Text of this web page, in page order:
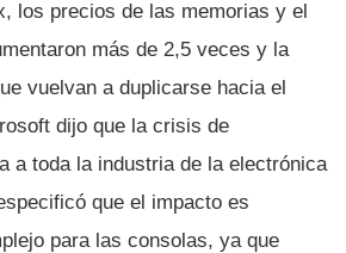
los precios de las memorias y el
más de 2,5 veces y la
vuelvan a duplicarse hacia el
dijo que la crisis de
a toda la industria de la electrónica
que el impacto es
para las consolas, ya que